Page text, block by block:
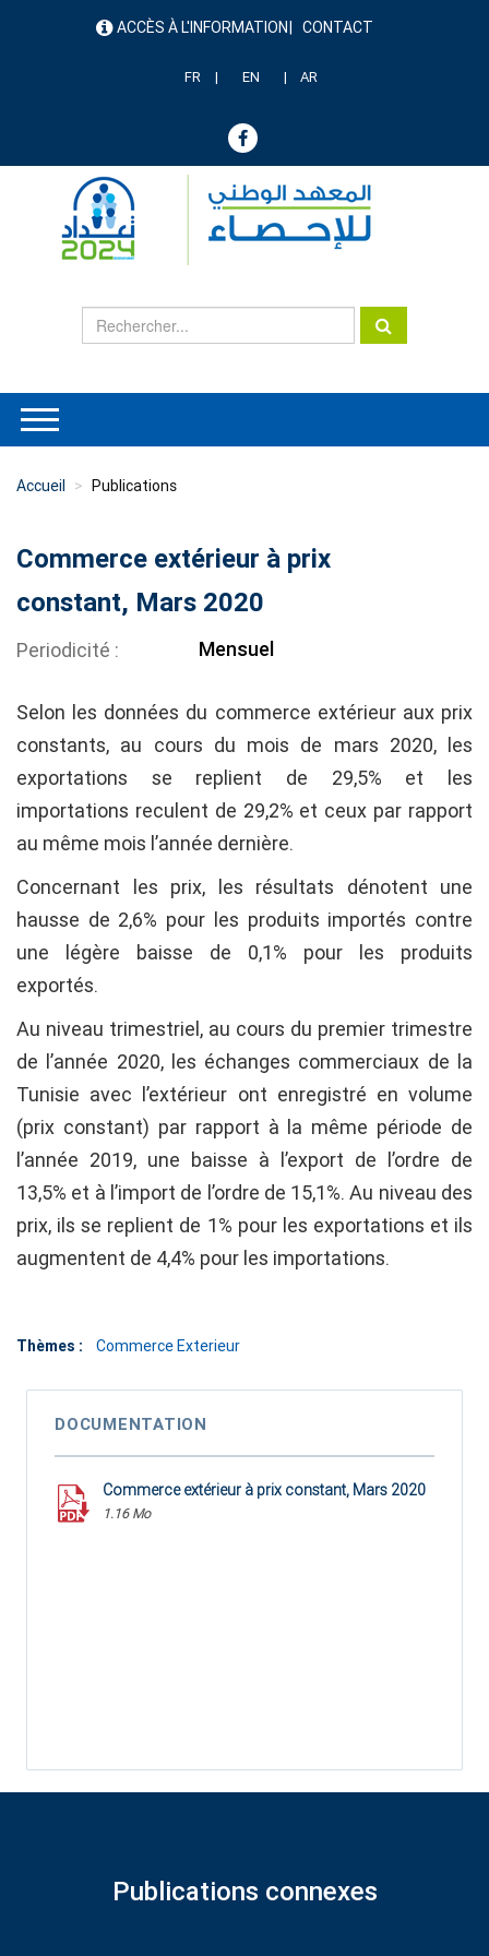
menu ACCÈS À L'INFORMATION CONTACT
FR EN AR
Accueil Publications
Commerce extérieur à prix
constant, Mars 2020
Periodicité Mensuel
Selon les données du commerce extérieur aux prix
constants, au cours du mois de mars 2020, les
exportations se replient de 29,5% et les
importations reculent de 29,2% et ceux par rapport
au même mois l’année dernière.
Concernant les prix, les résultats dénotent une
hausse de 2,6% pour les produits importés contre
une légère baisse de 0,1% pour les produits
exportés.
Au niveau trimestriel, au cours du premier trimestre
de l’année 2020, les échanges commerciaux de la
Tunisie avec l’extérieur ont enregistré en volume
(prix constant) par rapport à la même période de
l’année 2019, une baisse à l’export de l’ordre de
13,5% et à l’import de l’ordre de 15,1%. Au niveau des
prix, ils se replient de 1% pour les exportations et ils
augmentent de 4,4% pour les importations.
Thèmes : Commerce Exterieur
DOCUMENTATION
Commerce extérieur à prix constant, Mars 2020
1.16 Mo
Publications connexes